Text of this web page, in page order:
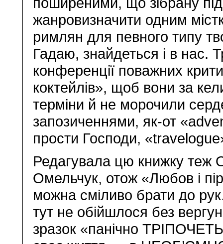
жанровизначити одним
римлян для певного типу
Гадаю, знайдеться і в нас.
конференції поважних
коктейлів», щоб вони за
терміни й не морочили
запозиченнями, як-от
прости Господи,
Редагувала цю книжку теж
Омельчук, отож «Любов і
можна сміливо брати до
тут не обійшлося без
зразок «панічно